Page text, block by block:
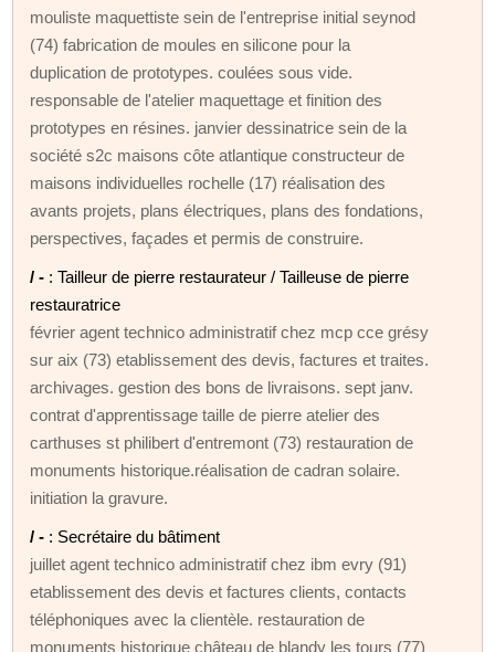
mouliste maquettiste sein de l'entreprise initial seynod
(74) fabrication de moules en silicone pour la
duplication de prototypes. coulées sous vide.
responsable de l'atelier maquettage et finition des
prototypes en résines. janvier dessinatrice sein de la
société s2c maisons côte atlantique constructeur de
maisons individuelles rochelle (17) réalisation des
avants projets, plans électriques, plans des fondations,
perspectives, façades et permis de construire.
/ - : Tailleur de pierre restaurateur / Tailleuse de pierre
restauratrice
février agent technico administratif chez mcp cce grésy
sur aix (73) etablissement des devis, factures et traites.
archivages. gestion des bons de livraisons. sept janv.
contrat d'apprentissage taille de pierre atelier des
carthuses st philibert d'entremont (73) restauration de
monuments historique.réalisation de cadran solaire.
initiation la gravure.
/ - : Secrétaire du bâtiment
juillet agent technico administratif chez ibm evry (91)
etablissement des devis et factures clients, contacts
téléphoniques avec la clientèle. restauration de
monuments historique château de blandy les tours (77)